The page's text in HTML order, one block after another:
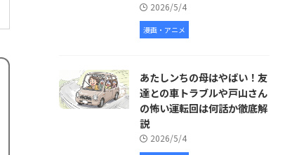
2026/5/4
漫画・アニメ
あたしンちの母はやばい！友
達との車トラブルや戸山さん
の怖い運転回は何話か徹底解
説
2026/5/4